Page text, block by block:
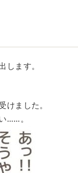
t
e
ます。
ました。
……。